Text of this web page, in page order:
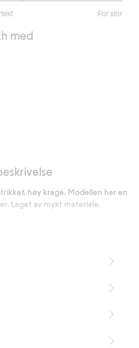
For stor
med
høy krage. Modellen har en
Laget av mykt materiale.